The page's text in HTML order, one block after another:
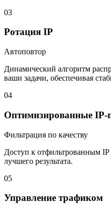
03
Ротация IP
Автоповтор
Динамический алгоритм
ваши задачи, обеспечивая
04
Оптимизированные
Фильтрация по качеству
Доступ к отфильтрованным
лучшего результата.
05
Управление трафиком